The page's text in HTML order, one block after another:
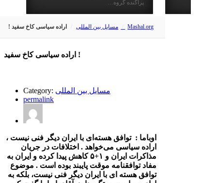
پراگنده گروه…
Mashal.org مسایل بین المللی اراده سیاسی کاخ سفید !
اراده سیاسی کاخ سفید !
Category: مسایل بین المللی
permalink
اوباما : توافق هسته‌ای با ایران دیگر فنی نیست ،
اراده سیاسی می‌خواهد . اختلافات در جریان
مذاکرات ایران و ۱+۵ کاهش پیدا کرده و ایران به
مفاد توافقنامه موقت پایبند بوده است . موضوع
توافق هسته ای با ایران دیگر فنی نیست، بلکه به